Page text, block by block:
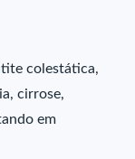
colestática,
cirrose,
em